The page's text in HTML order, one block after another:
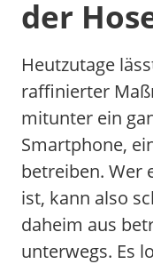
der
Heutzutage
raffinierter
mitunter ein
Smartphone,
betreiben. Wer
ist, kann also
daheim aus
unterwegs. Es